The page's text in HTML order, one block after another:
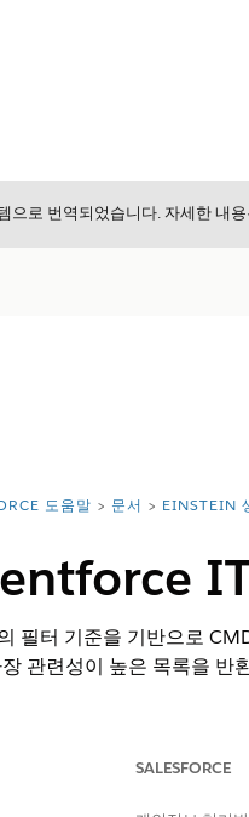
으로 번역되었습니다. 자세한 내용
도움말 문서 EINSTEIN
필터 기준을 기반으로
관련성이 높은 목록을 반
품: Lightning Experience
SALESFORCE